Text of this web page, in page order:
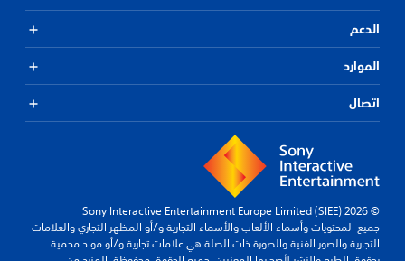
الدعم
الموارد
اتصال
© 2026 Sony Interactive Entertainment Europe Limited (SIEE)
جميع المحتويات وأسماء الألعاب والأسماء التجارية و/أو المظهر التجاري والعلامات
التجارية والصور الفنية والصورة ذات الصلة هي علامات تجارية و/أو مواد محمية